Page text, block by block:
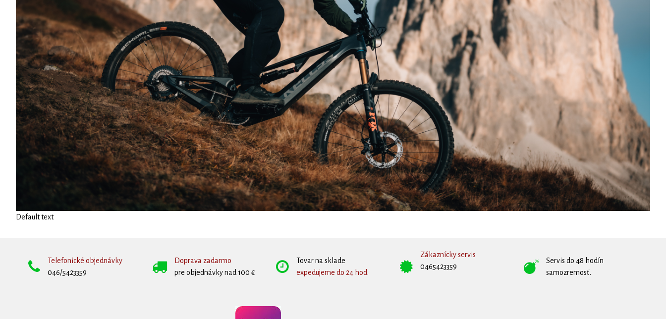
Default text
Telefonické objednávky
046/5423359
Doprava zadarmo
pre objednávky nad 100 €
Tovar na sklade
expedujeme do 24 hod.
Zákaznícky servis
0465423359
Servis do 48 hodín
samozremosť.